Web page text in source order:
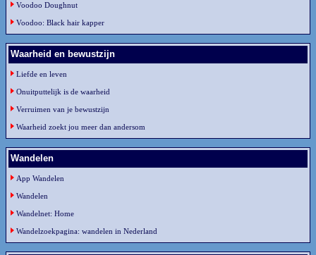
Voodoo Doughnut
Voodoo: Black hair kapper
Waarheid en bewustzijn
Liefde en leven
Onuitputtelijk is de waarheid
Verruimen van je bewustzijn
Waarheid zoekt jou meer dan andersom
Wandelen
App Wandelen
Wandelen
Wandelnet: Home
Wandelzoekpagina: wandelen in Nederland